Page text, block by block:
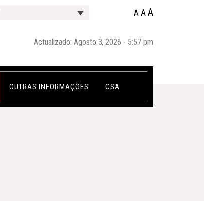
A AA
Actualizado: Agosto 3, 2026 - 5:57 pm
OUTRAS INFORMAÇÕES CSA